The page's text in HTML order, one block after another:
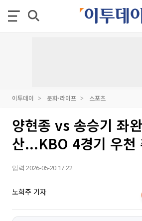
이투데이 문화·라이프 스포츠
양현종 vs 송승기 좌
산...KBO 4경기 우천
입력 2026-05-20 17:22
노희주 기자